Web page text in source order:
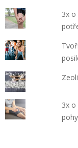
3x
3x